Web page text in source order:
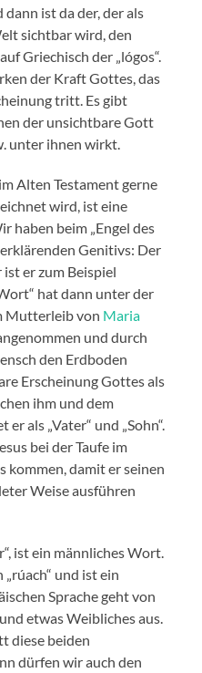
dann ist da der, der als
sichtbar wird, den
Griechisch der „lógos“.
der Kraft Gottes, das
tritt. Es gibt
der unsichtbare Gott
unter ihnen wirkt.
Alten Testament gerne
wird, ist eine
haben beim „Engel des
Genitivs: Der
er zum Beispiel
hat dann unter der
Mutterleib von Maria
und durch
den Erdboden
Erscheinung Gottes als
ihm und dem
als „Vater“ und „Sohn“.
bei der Taufe im
kommen, damit er seinen
Weise ausführen
ist ein männliches Wort.
„rúach“ und ist ein
Sprache geht von
etwas Weibliches aus.
diese beiden
dürfen wir auch den